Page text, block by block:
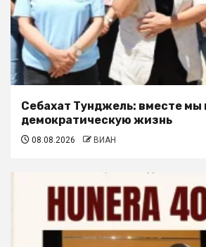
Себахат Тунджель: вместе мы
демократическую жизнь
08.08.2026 ВИАН